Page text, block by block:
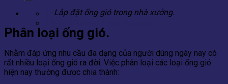
Contact
Lắp đặt ống gió trong nhà xưởng.
Phân loại ống gió.
Nhằm đáp ứng nhu cầu đa dạng của người dùng ngày nay có
rất nhiều loại ống gió ra đời. Việc phân loại các loại ống gió
hiện nay thường được chia thành: